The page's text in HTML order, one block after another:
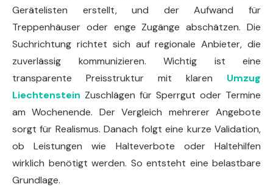
Gerätelisten erstellt, und der Aufwand für
Treppenhäuser oder enge Zugänge abschätzen. Die
Suchrichtung richtet sich auf regionale Anbieter, die
zuverlässig kommunizieren. Wichtig ist eine
transparente Preisstruktur mit klaren Umzug
Liechtenstein Zuschlägen für Sperrgut oder Termine
am Wochenende. Der Vergleich mehrerer Angebote
sorgt für Realismus. Danach folgt eine kurze Validation,
ob Leistungen wie Halteverbote oder Haltehilfen
wirklich benötigt werden. So entsteht eine belastbare
Grundlage.